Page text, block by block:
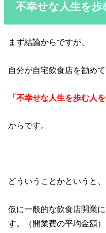
不幸せな人生を
まず結論からですが、
自分が自宅飲食店を勧め
「不幸せな人生を歩む人
からです。
どういうことかというと、
仮に一般的な飲食店開業
す。（開業費の平均金額）